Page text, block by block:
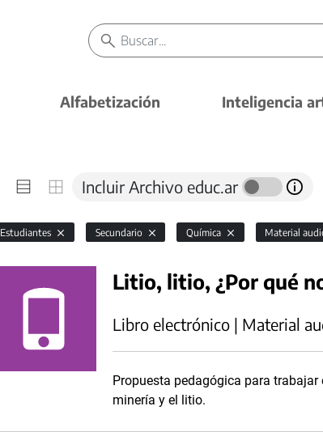
Alfabetización Inteligencia
Incluir Archivo educ.ar
Estudiantes Secundario Química Material
Litio, litio, ¿Por qué
Libro electrónico | Material
Propuesta pedagógica para
minería y el litio.